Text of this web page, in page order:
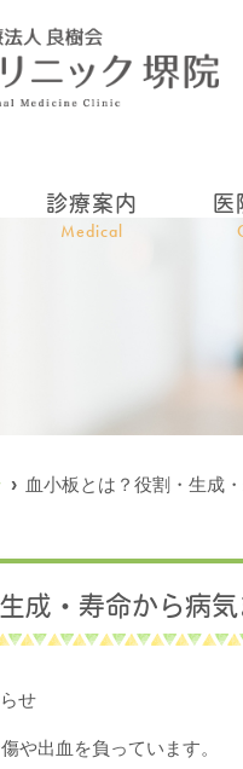
診療案内
Medical
医
血小板とは？役割・生成
成・寿命から病
せ
や出血を負っています。